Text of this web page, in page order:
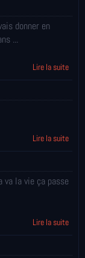
donner en
...
Lire la suite
Lire la suite
va la vie ça passe
Lire la suite